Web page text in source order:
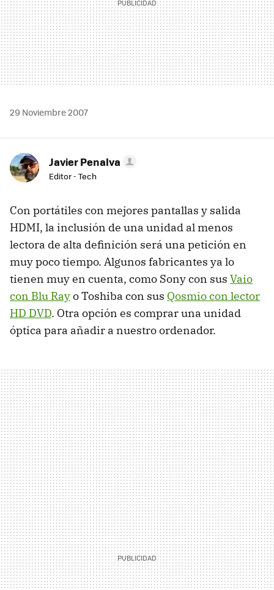
29 Noviembre 2007
Javier Penalva
Editor - Tech
Con portátiles con mejores pantallas y salida
HDMI, la inclusión de una unidad al menos
lectora de alta definición será una petición en
muy poco tiempo. Algunos fabricantes ya lo
tienen muy en cuenta, como Sony con sus Vaio
con Blu Rayo Toshiba con sus Qosmio con lector
HD DVD. Otra opción es comprar una unidad
óptica para añadir a nuestro ordenador.